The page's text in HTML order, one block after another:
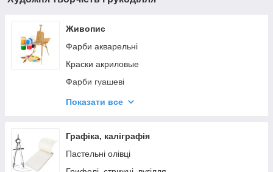
Живопис
Фарби акварельні
Краски акриловые
Фарби гуашеві
Фарби масляні
Пензлі художні
Аксесуари для художників
Показати все
Графіка, каліграфія
Пастельні олівці